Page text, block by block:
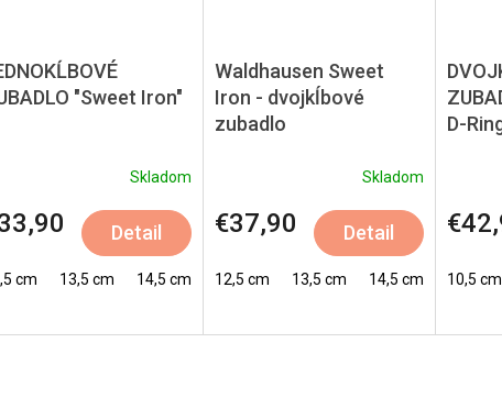
"Sweet Iron"
Skladom
Detail
cm 13,5 cm 14,5 cm
Waldhausen Sweet
Iron - dvojkĺbové
zubadlo
Skladom
€37,90 Detail
12,5 cm 13,5 cm 14,5 cm
D-
10,5 cm